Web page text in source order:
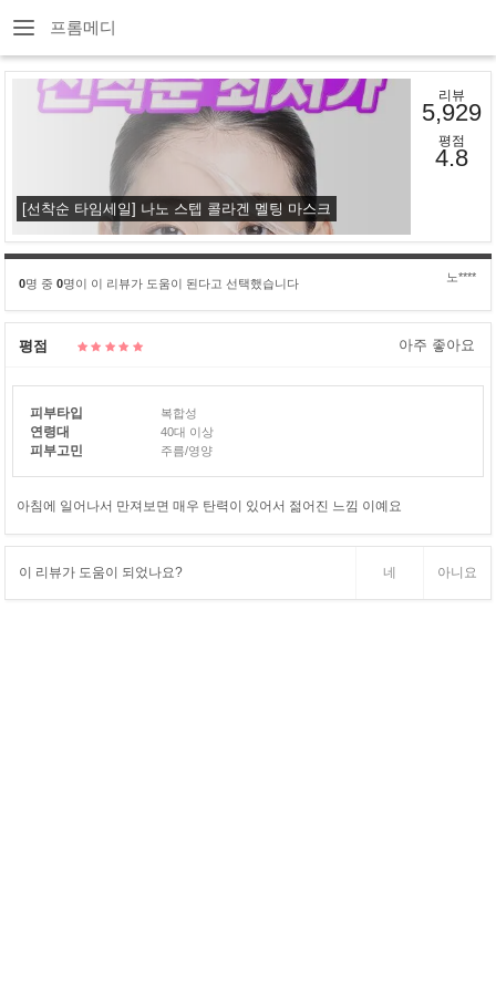
프롬메디
[선착순 타임세일] 나노 스텝 콜라겐 멜팅 마스크
리뷰
5,929
평점
4.8
0명 중 0명이 이 리뷰가 도움이 된다고 선택했습니다 노****
평점 아주 좋아요
피부타입 복합성
연령대 40대 이상
피부고민 주름/영양
아침에 일어나서 만져보면 매우 탄력이 있어서 젊어진 느낌 이예요
이 리뷰가 도움이 되었나요? 네 아니요